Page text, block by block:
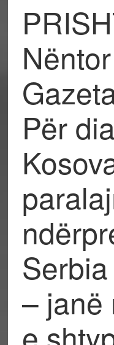
Për
– janë